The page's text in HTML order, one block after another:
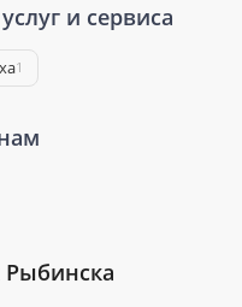
и сервиса
1
Рыбинска